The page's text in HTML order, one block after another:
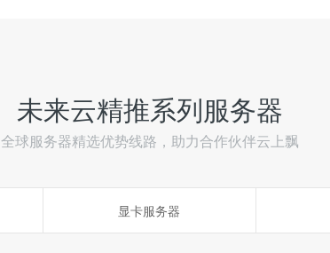
未来云精推系列服务器
全球服务器精选优势线路，助力合作伙伴云上飘
显卡服务器